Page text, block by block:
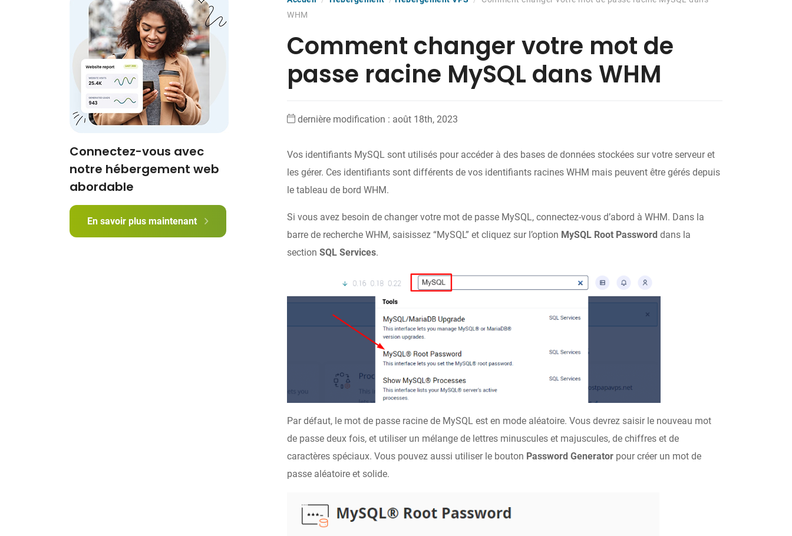
WHM
Comment changer votre mot de
passe racine MySQL dans WHM
dernière modification : août 18th, 2023
Vos identifiants MySQL sont utilisés pour accéder à des bases de données stockées sur votre serveur et
les gérer. Ces identifiants sont différents de vos identifiants racines WHM mais peuvent être gérés depuis
le tableau de bord WHM.
Si vous avez besoin de changer votre mot de passe MySQL, connectez-vous d’abord à WHM. Dans la
barre de recherche WHM, saisissez “MySQL” et cliquez sur l’option MySQL Root Password dans la
sectionSQL Services.
Par défaut, le mot de passe racine de MySQL est en mode aléatoire. Vous devrez saisir le nouveau mot
de passe deux fois, et utiliser un mélange de lettres minuscules et majuscules, de chiffres et de
caractères spéciaux. Vous pouvez aussi utiliser le bouton Password Generator pour créer un mot de
passe aléatoire et solide.
Connectez-vous avec
notre hébergement web
abordable
En savoir plus maintenant